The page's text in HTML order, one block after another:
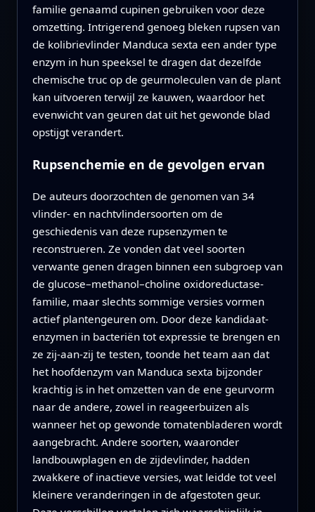
familie genaamd cupinen gebruiken voor deze
omzetting. Intrigerend genoeg bleken rupsen van
de kolibrievlinder Manduca sexta een ander type
enzym in hun speeksel te dragen dat dezelfde
chemische truc op de geurmoleculen van de plant
kan uitvoeren terwijl ze kauwen, waardoor het
evenwicht van geuren dat uit het gewonde blad
opstijgt verandert.
Rupsenchemie en de gevolgen ervan
De auteurs doorzochten de genomen van 34
vlinder- en nachtvlindersoorten om de
geschiedenis van deze rupsenzymen te
reconstrueren. Ze vonden dat veel soorten
verwante genen dragen binnen een subgroep van
de glucose–methanol–choline oxidoreductase-
familie, maar slechts sommige versies vormen
actief plantengeuren om. Door deze kandidaat-
enzymen in bacteriën tot expressie te brengen en
ze zij-aan-zij te testen, toonde het team aan dat
het hoofdenzym van Manduca sexta bijzonder
krachtig is in het omzetten van de ene geurvorm
naar de andere, zowel in reageerbuizen als
wanneer het op gewonde tomatenbladeren wordt
aangebracht. Andere soorten, waaronder
landbouwplagen en de zijdevlinder, hadden
zwakkere of inactieve versies, wat leidde tot veel
kleinere veranderingen in de afgestoten geur.